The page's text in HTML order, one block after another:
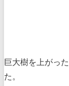
巨大樹を上がっ
た。